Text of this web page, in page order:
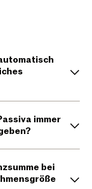
immer
bei